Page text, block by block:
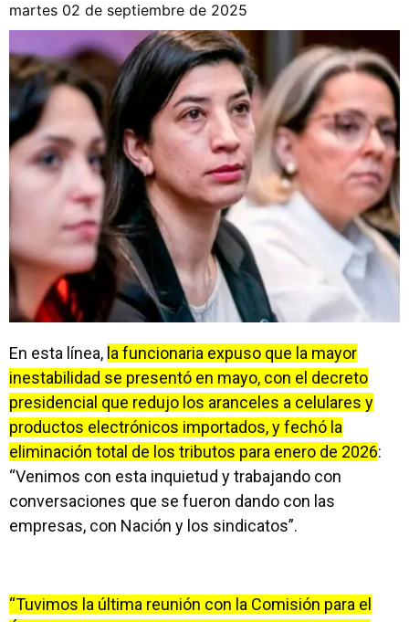
martes 02 de septiembre de 2025
En esta línea, la funcionaria expuso que la mayor
inestabilidad se presentó en mayo, con el decreto
presidencial que redujo los aranceles a celulares y
productos electrónicos importados, y fechó la
eliminación total de los tributos para enero de 2026:
“Venimos con esta inquietud y trabajando con
conversaciones que se fueron dando con las
empresas, con Nación y los sindicatos”.
“Tuvimos la última reunión con la Comisión para el